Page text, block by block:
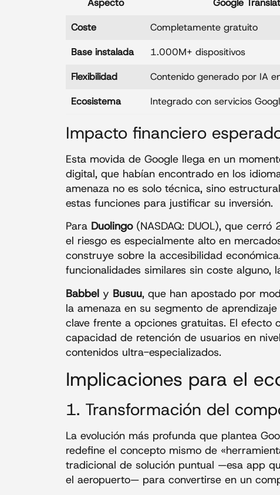
Aspecto Google
Coste
Completamente gratuito
Base instalada
1.000M+ dispositivos
Flexibilidad
Contenido generado por IA
Ecosistema
Integrado con servicios
Impacto financiero
Esta movida de Google llega en un
digital, que habían encontrado en los
amenaza no es solo técnica, sino
estas funciones para justificar su inversión.
Para Duolingo(NASDAQ: DUOL), que
el riesgo es especialmente alto en
construye sobre la accesibilidad
funcionalidades similares sin coste alguno,
Babbel y Busuu, que han apostado por
la amenaza en su segmento de
clave frente a opciones gratuitas. El
capacidad de retención de usuarios en
contenidos ultra-especializados.
Implicaciones para el
1. Transformación del
La evolución más profunda que plantea
redefine el concepto mismo de
tradicional de solución puntual —esa app
el aeropuerto— para convertirse en un